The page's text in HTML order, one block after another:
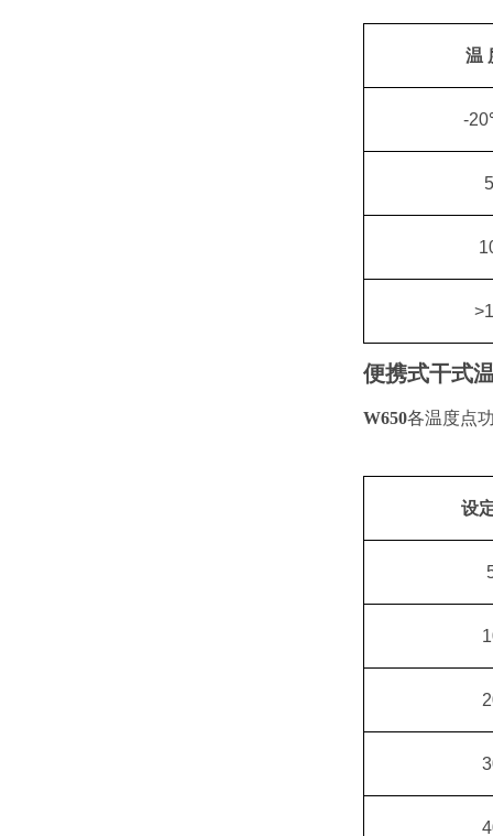
温
-
便携式干式
W650各温度点
设